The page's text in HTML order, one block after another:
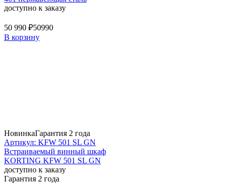
доступно к заказу
50 990 ₽50990
В корзину
НовинкаГарантия 2 года
Артикул: KFW 501 SL GN
Встраиваемый винный шкаф
KORTING KFW 501 SL GN
доступно к заказу
Гарантия 2 года